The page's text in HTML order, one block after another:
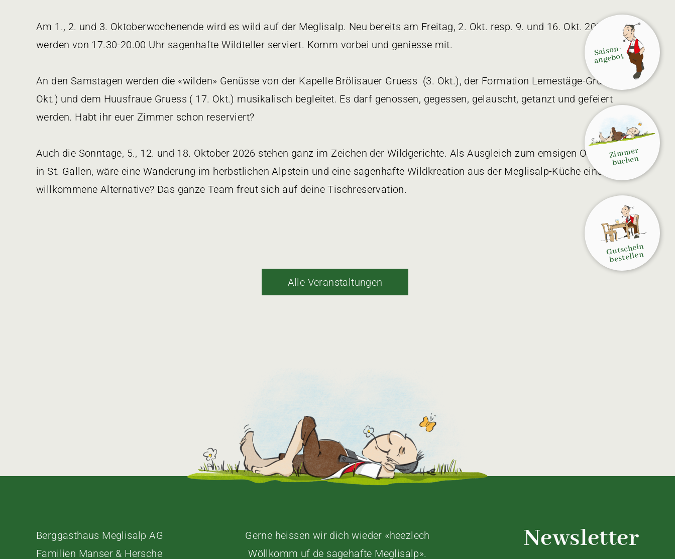
S
aison­
angebot
Zimmer
buchen
Gutschein
bestellen
Am 1., 2. und 3. Oktoberwochenende wird es wild auf der Meglisalp. Neu bereits am Freitag, 2. Okt. resp. 9. und 16. Okt. 2026
werden von 17.30-20.00 Uhr sagenhafte Wildteller serviert. Komm vorbei und geniesse mit.
An den Samstagen werden die «wilden» Genüsse von der Kapelle Brölisauer Gruess (3. Okt.), der Formation Lemestäge-Gruess (10.
Okt.) und dem Huusfraue Gruess ( 17. Okt.) musikalisch begleitet. Es darf genossen, gegessen, gelauscht, getanzt und gefeiert
werden. Habt ihr euer Zimmer schon reserviert?
Auch die Sonntage, 5., 12. und 18. Oktober 2026 stehen ganz im Zeichen der Wildgerichte. Als Ausgleich zum emsigen Olmatreiben
in St. Gallen, wäre eine Wanderung im herbstlichen Alpstein und eine sagenhafte Wildkreation aus der Meglisalp-Küche eine
willkommene Alternative? Das ganze Team freut sich auf deine Tischreservation.
Alle Veranstaltungen
Berggasthaus Meglisalp AG
Familien Manser & Hersche
Gerne heissen wir dich wieder «heezlech
Wöllkomm uf de sagehafte Meglisalp».
Newsletter